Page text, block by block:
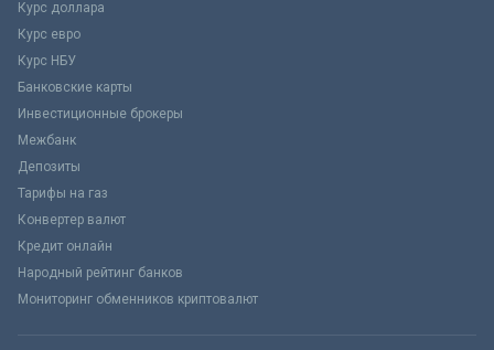
Курс доллара
Курс евро
Курс НБУ
Банковские карты
Инвестиционные брокеры
Межбанк
Депозиты
Тарифы на газ
Конвертер валют
Кредит онлайн
Народный рейтинг банков
Мониторинг обменников криптовалют